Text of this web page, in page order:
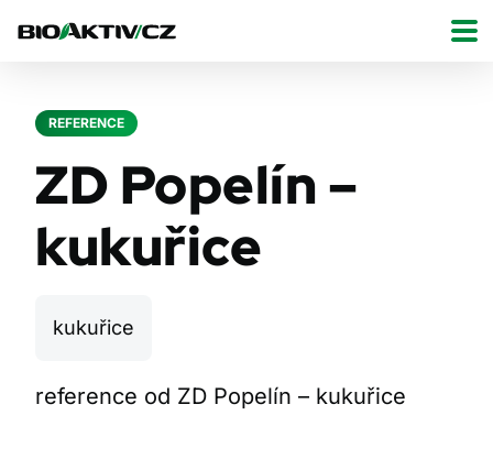
REFERENCE
ZD Popelín –
kukuřice
kukuřice
reference od ZD Popelín – kukuřice